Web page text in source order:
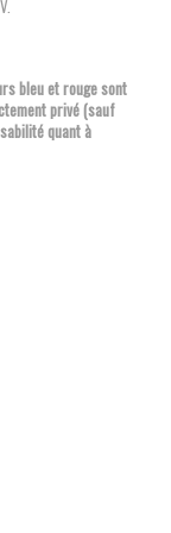
bleu et rouge sont
privé (sauf
quant à